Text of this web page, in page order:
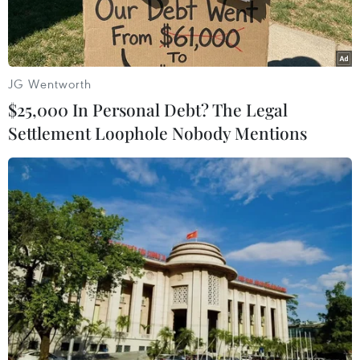
Trafford - rằng sẽ rấtkhó để có thể thay thế được
tầm ảnh hưởng của Edwin Van der Sar tại M.U.
Huấn luyện viên Alex Ferguson luôn khẳng
Van der Sar – người quyết tâm rời M.U vào cuối
mùa giải. Cùng vớiđó, phong độ thất thường của
Maarten Stekelenburg (người do chính Van der
Sargiới thiệu) càng khiến chiến lược gia người
Scotland mong sớm tìm người để lấpvào vị trí
của anh.
Tuy nhiên, trong khi Sir Alex luôn quả quyết chỉ
còn chờ ngày đón David De Gea thìEnrique
Cerezo, chủ tịch Atletico Madrid lại đưa ra
thông tin trái chiều. Ôngchủ này khẳng định
JG Wentworth
$25,000 In Personal Debt? The Legal
Settlement Loophole Nobody Mentions